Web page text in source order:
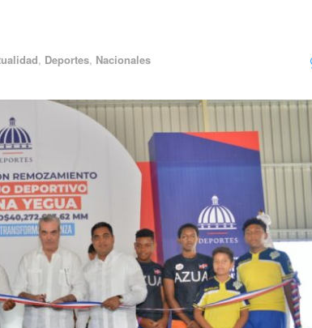
, Deportes, Nacionales